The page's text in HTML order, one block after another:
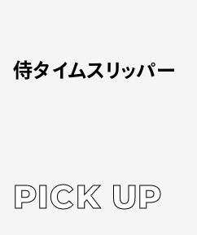
侍タイムスリッパー
PICK UP